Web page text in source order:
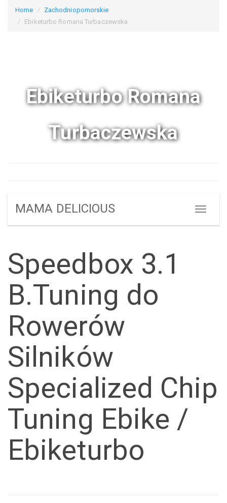
Home
Zachodniopomorskie
Ebiketurbo Romana Turbaczewska
Ebiketurbo Romana
Turbaczewska
MAMA DELICIOUS
Speedbox 3.1
B.Tuning do
Rowerów
Silników
Specialized Chip
Tuning Ebike /
Ebiketurbo